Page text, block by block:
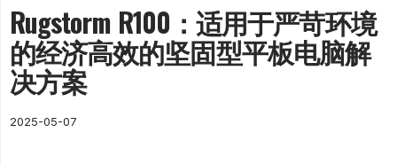
Rugstorm R100：适用于严苛环境
的经济高效的坚固型平板电脑解
决方案
2025-05-07